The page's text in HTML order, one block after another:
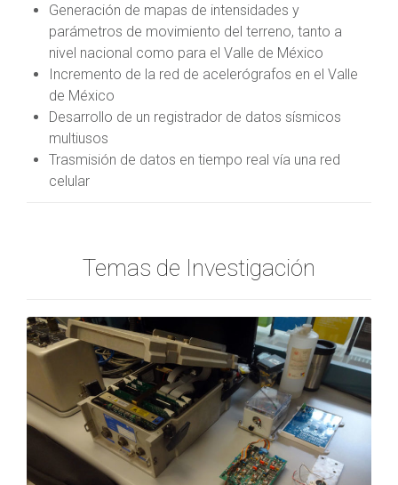
Generación de mapas de intensidades y
parámetros de movimiento del terreno, tanto a
nivel nacional como para el Valle de México
Incremento de la red de acelerógrafos en el Valle
de México
Desarrollo de un registrador de datos sísmicos
multiusos
Trasmisión de datos en tiempo real vía una red
celular
Temas de Investigación